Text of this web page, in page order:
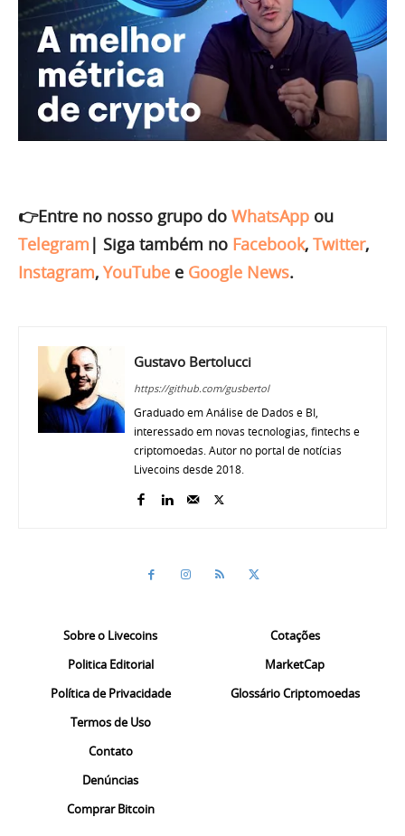
👉Entre no nosso grupo do WhatsApp ou
Telegram | Siga também no Facebook, Twitter,
Instagram, YouTube e Google News.
Gustavo Bertolucci
https://github.com/gusbertol
Graduado em Análise de Dados e BI,
interessado em novas tecnologias, fintechs e
criptomoedas. Autor no portal de notícias
Livecoins desde 2018.
Sobre o Livecoins
Politica Editorial
Política de Privacidade
Termos de Uso
Contato
Denúncias
Comprar Bitcoin
Cotações
MarketCap
Glossário Criptomoedas